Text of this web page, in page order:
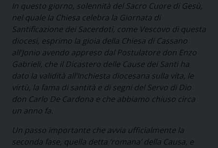
In questo giorno, solennità del Sacro Cuore di Gesù,
nel quale la Chiesa celebra la Giornata di
Santificazione dei Sacerdoti, come Vescovo di questa
diocesi, esprimo la gioia della Chiesa di Cassano
all’Jonio avendo appreso dal Postulatore don Enzo
Gabrieli, che il Dicastero delle Cause dei Santi ha
dato la validità all’Inchiesta diocesana sulla vita, le
virtù, la fama di santità e di segni del Servo di Dio
don Carlo De Cardona e che abbiamo chiuso circa
un anno fa.
Un passo importante che avvia ufficialmente la
seconda fase, quella detta ‘romana’ della Causa, e